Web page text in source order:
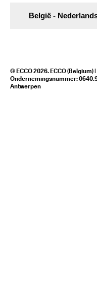
© ECCO 2026. ECCO
Ondernemingsnummer:
Antwerpen
België -